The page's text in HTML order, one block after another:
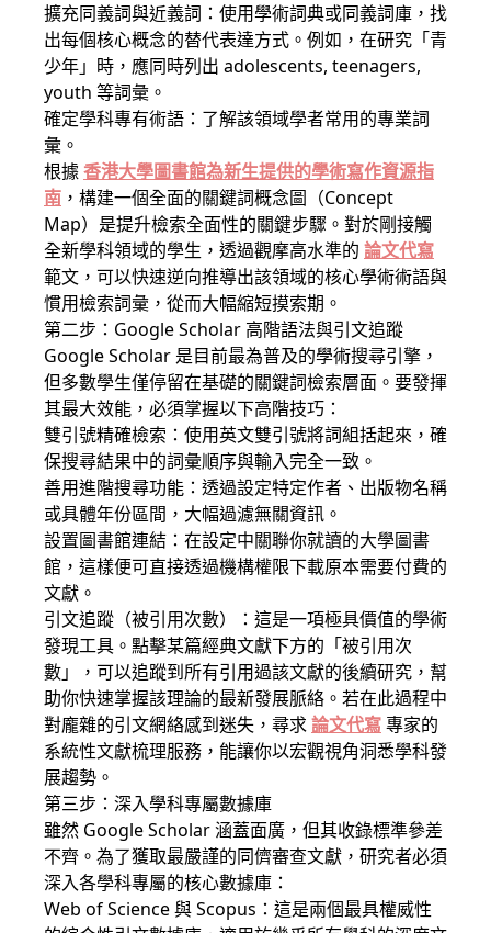
擴充同義詞與近義詞：使用學術詞典或同義詞庫，找
出每個核心概念的替代表達方式。例如，在研究「青
少年」時，應同時列出 adolescents, teenagers,
youth 等詞彙。
確定學科專有術語：了解該領域學者常用的專業詞
彙。
根據香港大學圖書館為新生提供的學術寫作資源指
南 ，構建一個全面的關鍵詞概念圖（Concept
Map）是提升檢索全面性的關鍵步驟。對於剛接觸
全新學科領域的學生，透過觀摩高水準的 論文代寫
範文，可以快速逆向推導出該領域的核心學術術語與
慣用檢索詞彙，從而大幅縮短摸索期。
第二步：Google Scholar 高階語法與引文追蹤
Google Scholar 是目前最為普及的學術搜尋引擎，
但多數學生僅停留在基礎的關鍵詞檢索層面。要發揮
其最大效能，必須掌握以下高階技巧：
雙引號精確檢索：使用英文雙引號將詞組括起來，確
保搜尋結果中的詞彙順序與輸入完全一致。
善用進階搜尋功能：透過設定特定作者、出版物名稱
或具體年份區間，大幅過濾無關資訊。
設置圖書館連結：在設定中關聯你就讀的大學圖書
館，這樣便可直接透過機構權限下載原本需要付費的
文獻。
引文追蹤（被引用次數）：這是一項極具價值的學術
發現工具。點擊某篇經典文獻下方的「被引用次
數」，可以追蹤到所有引用過該文獻的後續研究，幫
助你快速掌握該理論的最新發展脈絡。若在此過程中
對龐雜的引文網絡感到迷失，尋求論文代寫專家的
系統性文獻梳理服務，能讓你以宏觀視角洞悉學科發
展趨勢。
第三步：深入學科專屬數據庫
雖然 Google Scholar 涵蓋面廣，但其收錄標準參差
不齊。為了獲取最嚴謹的同儕審查文獻，研究者必須
深入各學科專屬的核心數據庫：
Web of Science 與 Scopus：這是兩個最具權威性